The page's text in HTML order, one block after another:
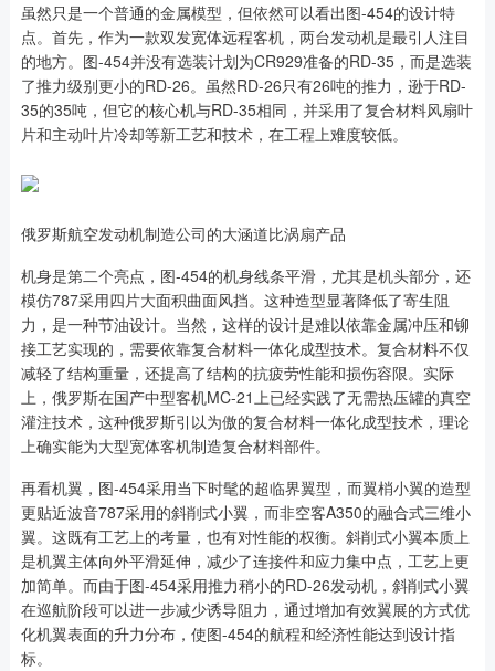
虽然只是一个普通的金属模型，但依然可以看出图-454的设计特
点。首先，作为一款双发宽体远程客机，两台发动机是最引人注目
的地方。图-454并没有选装计划为CR929准备的RD-35，而是选装
了推力级别更小的RD-26。虽然RD-26只有26吨的推力，逊于RD-
35的35吨，但它的核心机与RD-35相同，并采用了复合材料风扇叶
片和主动叶片冷却等新工艺和技术，在工程上难度较低。
俄罗斯航空发动机制造公司的大涵道比涡扇产品
机身是第二个亮点，图-454的机身线条平滑，尤其是机头部分，还
模仿787采用四片大面积曲面风挡。这种造型显著降低了寄生阻
力，是一种节油设计。当然，这样的设计是难以依靠金属冲压和铆
接工艺实现的，需要依靠复合材料一体化成型技术。复合材料不仅
减轻了结构重量，还提高了结构的抗疲劳性能和损伤容限。实际
上，俄罗斯在国产中型客机MC-21上已经实践了无需热压罐的真空
灌注技术，这种俄罗斯引以为傲的复合材料一体化成型技术，理论
上确实能为大型宽体客机制造复合材料部件。
再看机翼，图-454采用当下时髦的超临界翼型，而翼梢小翼的造型
更贴近波音787采用的斜削式小翼，而非空客A350的融合式三维小
翼。这既有工艺上的考量，也有对性能的权衡。斜削式小翼本质上
是机翼主体向外平滑延伸，减少了连接件和应力集中点，工艺上更
加简单。而由于图-454采用推力稍小的RD-26发动机，斜削式小翼
在巡航阶段可以进一步减少诱导阻力，通过增加有效翼展的方式优
化机翼表面的升力分布，使图-454的航程和经济性能达到设计指
标。